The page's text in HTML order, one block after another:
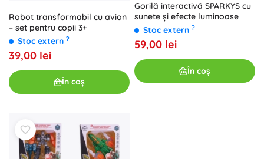
Robot transformabil cu avion
– set pentru copii 3+
Stoc extern ?
39,00 lei
În coș
Gorilă interactivă SPARKYS cu
sunete și efecte luminoase
Stoc extern ?
59,00 lei
În coș